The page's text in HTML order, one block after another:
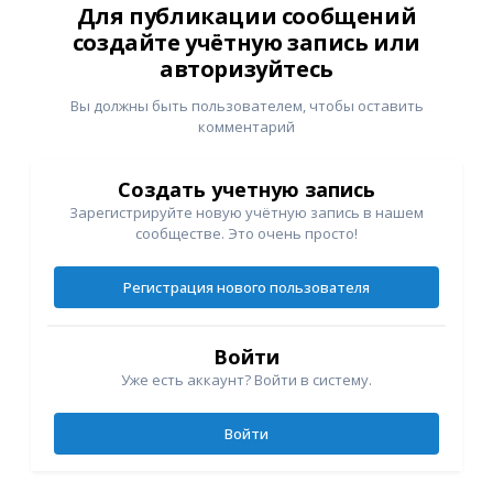
Для публикации сообщений
создайте учётную запись или
авторизуйтесь
Вы должны быть пользователем, чтобы оставить
комментарий
Создать учетную запись
Зарегистрируйте новую учётную запись в нашем
сообществе. Это очень просто!
Регистрация нового пользователя
Войти
Уже есть аккаунт? Войти в систему.
Войти